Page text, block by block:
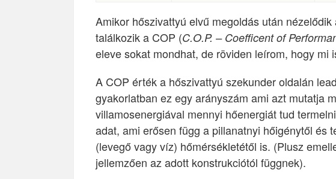
Amikor hőszivattyú elvű megoldás után
találkozik a COP (C.O.P. – Coefficent of
eleve sokat mondhat, de röviden leírom, hogy mi
A COP érték a hőszivattyú szekunder oldalán
gyakorlatban ez egy arányszám ami azt mutatja
villamosenergiával mennyi hőenergiát tud
adat, ami erősen függ a pillanatnyi hőigénytől és
(levegő vagy víz) hőmérsékletétől is. (Plusz
jellemzően az adott konstrukciótól függnek).